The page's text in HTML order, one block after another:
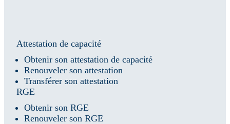
Attestation de capacité
Obtenir son attestation de capacité
Renouveler son attestation
Transférer son attestation
RGE
Obtenir son RGE
Renouveler son RGE